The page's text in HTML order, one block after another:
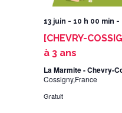
13 juin - 10 h 00 min -
[CHEVRY-
à 3 ans
La Marmite - Chevry-
Cossigny,France
Gratuit